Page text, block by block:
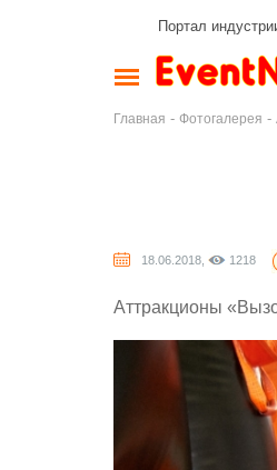
Портал
Главная - Фотогалерея -
18.06.2018, 1218
Аттракционы